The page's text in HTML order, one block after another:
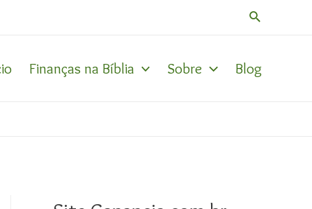
Pesquisar
Finanças na Bíblia Sobre Blog